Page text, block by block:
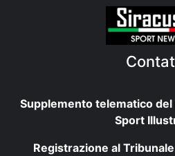
Supplemento telematico
Sport
Registrazione al